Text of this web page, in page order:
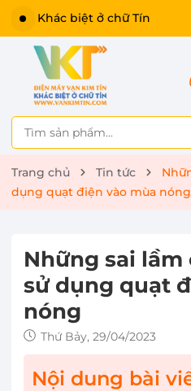
Trang chủ Tin tức
dụng quạt điện vào mùa nóng
Những sai
sử dụng quạt
nóng
Thứ Bảy, 29/04/2023
Nội dung bài